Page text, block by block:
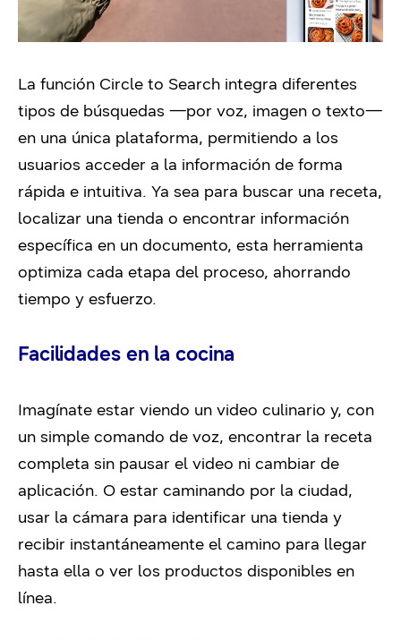
La función Circle to Search integra diferentes
tipos de búsquedas —por voz, imagen o texto—
en una única plataforma, permitiendo a los
usuarios acceder a la información de forma
rápida e intuitiva. Ya sea para buscar una receta,
localizar una tienda o encontrar información
específica en un documento, esta herramienta
optimiza cada etapa del proceso, ahorrando
tiempo y esfuerzo.
Facilidades en la cocina
Imagínate estar viendo un video culinario y, con
un simple comando de voz, encontrar la receta
completa sin pausar el video ni cambiar de
aplicación. O estar caminando por la ciudad,
usar la cámara para identificar una tienda y
recibir instantáneamente el camino para llegar
hasta ella o ver los productos disponibles en
línea.